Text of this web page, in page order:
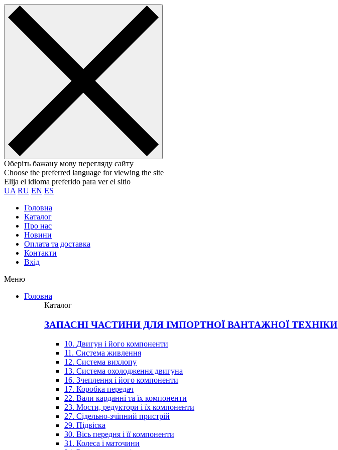
Оберіть бажану мову перегляду сайту
Choose the preferred language for viewing the site
Elija el idioma preferido para ver el sitio
UA RU EN ES
Головна
Каталог
Про нас
Новини
Оплата та доставка
Контакти
Вхiд
Меню
Головна
Каталог
ЗАПАСНІ ЧАСТИНИ ДЛЯ ІМПОРТНОЇ ВАНТАЖНОЇ ТЕХНІКИ
10. Двигун і його компоненти
11. Система живлення
12. Система вихлопу
13. Система охолодження двигуна
16. Зчеплення і його компоненти
17. Коробка передач
22. Вали карданні та їх компоненти
23. Мости, редуктори і їх компоненти
27. Сідельно-зчіпний пристрій
29. Підвіска
30. Вісь передня і її компоненти
31. Колеса і маточини